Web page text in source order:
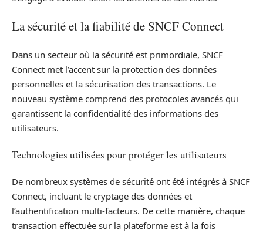
La sécurité et la fiabilité de SNCF Connect
Dans un secteur où la sécurité est primordiale, SNCF
Connect met l’accent sur la protection des données
personnelles et la sécurisation des transactions. Le
nouveau système comprend des protocoles avancés qui
garantissent la confidentialité des informations des
utilisateurs.
Technologies utilisées pour protéger les utilisateurs
De nombreux systèmes de sécurité ont été intégrés à SNCF
Connect, incluant le cryptage des données et
l’authentification multi-facteurs. De cette manière, chaque
transaction effectuée sur la plateforme est à la fois